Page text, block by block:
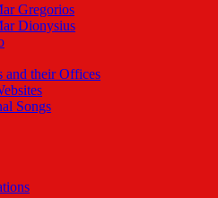
Gregorios
Dionysius
and their Offices
Songs